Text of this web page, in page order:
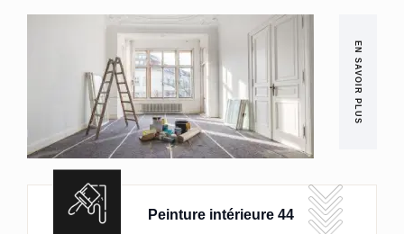
EN SAVOIR PLUS
Peinture intérieure 44